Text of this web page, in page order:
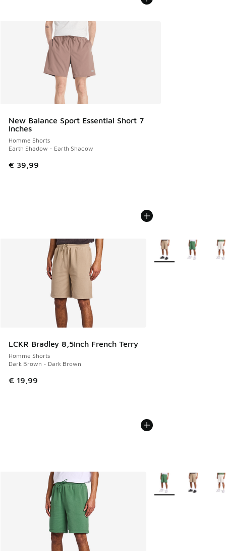
New Balance Sport Essential Short 7
Inches
Homme Shorts
Earth Shadow - Earth Shadow
€ 39,99
LCKR Bradley 8,5Inch French Terry
Homme Shorts
Dark Brown - Dark Brown
€ 19,99
Plus de couleurs
Plus de couleurs